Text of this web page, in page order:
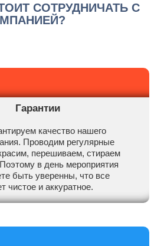
СОТРУДНИЧАТЬ С
Гарантии
качество нашего
Проводим регулярные
перешиваем, стираем
в день мероприятия
быть уверенны, что все
чистое и аккуратное.